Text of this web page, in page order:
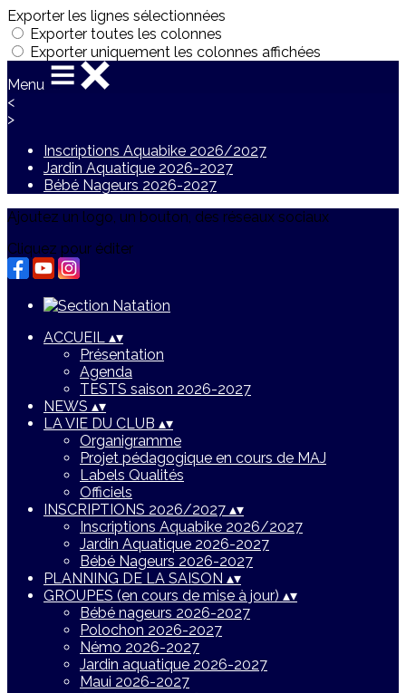
Exporter les lignes sélectionnées
Exporter toutes les colonnes
Exporter uniquement les colonnes affichées
Menu
<
>
Inscriptions Aquabike 2026/2027
Jardin Aquatique 2026-2027
Bébé Nageurs 2026-2027
Ajoutez un logo, un bouton, des réseaux sociaux
Cliquez pour éditer
ACCUEIL ▴▾
Présentation
Agenda
TESTS saison 2026-2027
NEWS ▴▾
LA VIE DU CLUB ▴▾
Organigramme
Projet pédagogique en cours de MAJ
Labels Qualités
Officiels
INSCRIPTIONS 2026/2027 ▴▾
Inscriptions Aquabike 2026/2027
Jardin Aquatique 2026-2027
Bébé Nageurs 2026-2027
PLANNING DE LA SAISON ▴▾
GROUPES (en cours de mise à jour) ▴▾
Bébé nageurs 2026-2027
Polochon 2026-2027
Némo 2026-2027
Jardin aquatique 2026-2027
Maui 2026-2027